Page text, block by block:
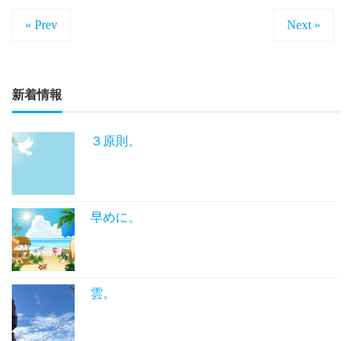
« Prev Next »
新着情報
３原則。
早めに。
雲。